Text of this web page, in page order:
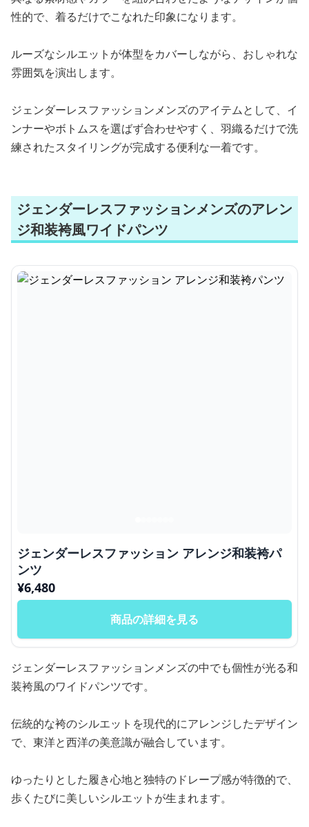
性的で、着るだけでこなれた印象になります。
ルーズなシルエットが体型をカバーしながら、おしゃれな
雰囲気を演出します。
ジェンダーレスファッションメンズのアイテムとして、イ
ンナーやボトムスを選ばず合わせやすく、羽織るだけで洗
練されたスタイリングが完成する便利な一着です。
ジェンダーレスファッションメンズのアレン
ジ和装袴風ワイドパンツ
ジェンダーレスファッション アレンジ和装袴パ
ンツ
¥6,480
商品の詳細を見る
ジェンダーレスファッションメンズの中でも個性が光る和
装袴風のワイドパンツです。
伝統的な袴のシルエットを現代的にアレンジしたデザイン
で、東洋と西洋の美意識が融合しています。
ゆったりとした履き心地と独特のドレープ感が特徴的で、
歩くたびに美しいシルエットが生まれます。